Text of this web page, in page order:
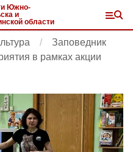
Южно-
и
области
Заповедник
в рамках акции